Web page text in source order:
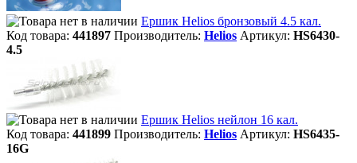
Ершик Helios бронзовый 4.5 кал.
Код товара: 441897 Производитель: Helios Артикул: HS6430-
4.5
Ершик Helios нейлон 16 кал.
Код товара: 441899 Производитель: Helios Артикул: HS6435-
16G